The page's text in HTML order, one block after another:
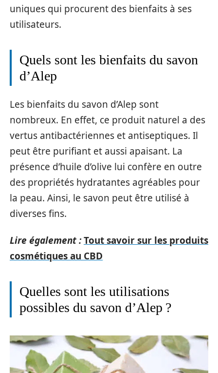
uniques qui procurent des bienfaits à ses
utilisateurs.
Quels sont les bienfaits du savon
d’Alep
Les bienfaits du savon d’Alep sont
nombreux. En effet, ce produit naturel a des
vertus antibactériennes et antiseptiques. Il
peut être purifiant et aussi apaisant. La
présence d’huile d’olive lui confère en outre
des propriétés hydratantes agréables pour
la peau. Ainsi, le savon peut être utilisé à
diverses fins.
Lire également :Tout savoir sur les produits
cosmétiques au CBD
Quelles sont les utilisations
possibles du savon d’Alep ?